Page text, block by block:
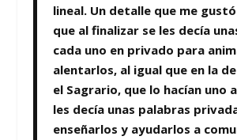
lineal. Un detalle que me
que al finalizar se les decía
cada uno en privado para
alentarlos, al igual que en la
el Sagrario, que lo hacían uno
les decía unas palabras
enseñarlos y ayudarlos a